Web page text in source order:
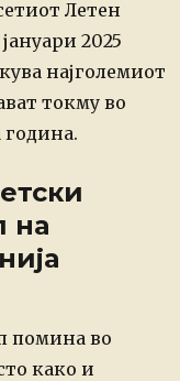
Летен
2025
најголемиот
токму во
година.
на
помина во
како и